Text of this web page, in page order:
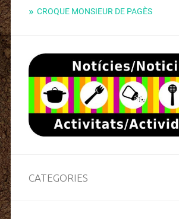
CROQUE MONSIEUR DE PAGÈS
CATEGORIES